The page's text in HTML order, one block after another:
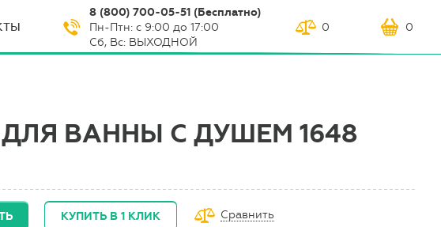
8 (800) 700-05-51 (Бесплатно)
Пн-Птн: с 9:00 до 17:00
Сб, Вс: ВЫХОДНОЙ
0 0
ВАННЫ С ДУШЕМ 1648
КУПИТЬ В 1 КЛИК Сравнить